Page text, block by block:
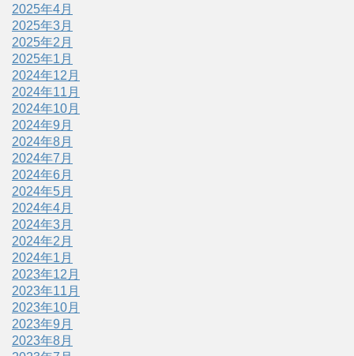
2025年4月
2025年3月
2025年2月
2025年1月
2024年12月
2024年11月
2024年10月
2024年9月
2024年8月
2024年7月
2024年6月
2024年5月
2024年4月
2024年3月
2024年2月
2024年1月
2023年12月
2023年11月
2023年10月
2023年9月
2023年8月